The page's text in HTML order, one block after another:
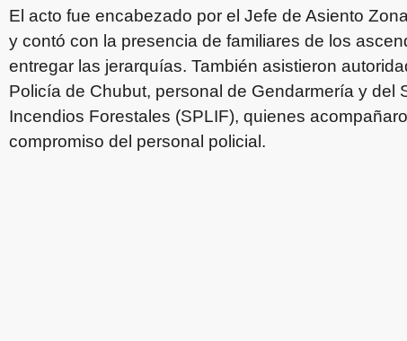
El acto fue encabezado por el Jefe de Asiento
y contó con la presencia de familiares de los
entregar las jerarquías. También asistieron
Policía de Chubut, personal de Gendarmería y del
Incendios Forestales (SPLIF), quienes
compromiso del personal policial.